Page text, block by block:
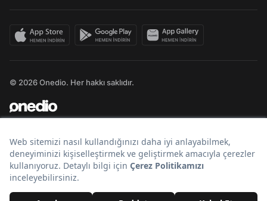
© 2026 Onedio. Her hakkı saklıdır.
Bir markasıdır.